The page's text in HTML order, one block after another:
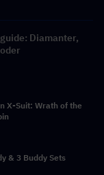
Diamanter,
X-Suit: Wrath of the
& 3 Buddy Sets